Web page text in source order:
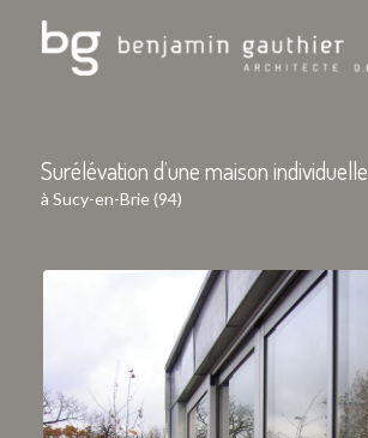
Surélévation d’une maison individuelle
à Sucy-en-Brie (94)